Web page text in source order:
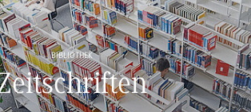
BIBLIOTHEK